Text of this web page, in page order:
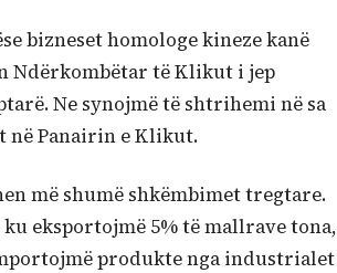
bizneset homologe kineze kanë
Ndërkombëtar të Klikut i jep
Ne synojmë të shtrihemi në sa
në Panairin e Klikut.
më shumë shkëmbimet tregtare.
eksportojmë 5% të mallrave tona,
produkte nga industrialet